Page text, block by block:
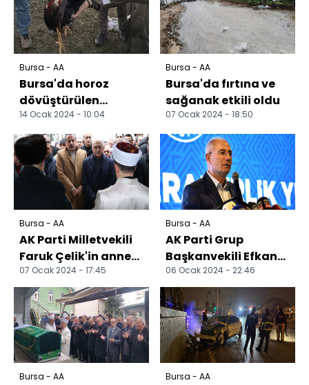
Bursa - AA
Bursa'da horoz
dövüştürülen
çadırlardaki 2
şüpheli gözaltına
alındı
14 Ocak 2024 - 10:04
Bursa - AA
Bursa'da fırtına ve
sağanak etkili oldu
07 Ocak 2024 - 18:50
Bursa - AA
AK Parti Milletvekili
Faruk Çelik'in annesi
toprağa verildi
07 Ocak 2024 - 17:45
Bursa - AA
AK Parti Grup
Başkanvekili Efkan
Ala, Bursa'da
konuştu:
06 Ocak 2024 - 22:46
Bursa - AA Bursa - AA